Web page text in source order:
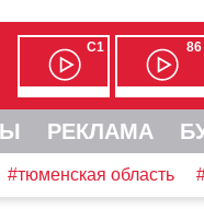
С1 86
РЕКЛАМА
#тюменская область